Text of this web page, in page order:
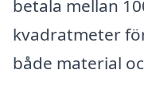
betala mellan
kvadratmeter
både material